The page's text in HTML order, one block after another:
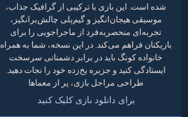
شده است. این بازی با ترکیبی از گرافیک جذاب،
موسیقی هیجان‌انگیز و گیم‌پلی چالش‌برانگیز،
تجربه‌ای منحصربه‌فرد از ماجراجویی را برای
بازیکنان فراهم می‌کند. در این نسخه، شما به همراه
خانواده کونگ باید در برابر دشمنانی سرسخت
ایستادگی کنید و جزیره یخ‌زده خود را نجات دهید.
طراحی مراحل بازی، پر از معماها
برای دانلود بازی کلیک کنید